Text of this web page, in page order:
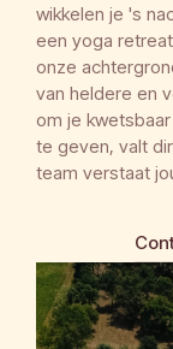
wikkelen je 's
een yoga retreat
onze
van heldere en
om je
te geven, valt
team verstaat